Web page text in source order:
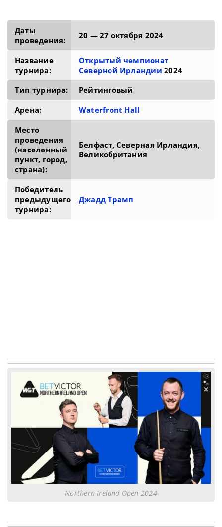
Даты
проведения:
20 — 27 октября 2024
Название
турнира:
Открытый чемпионат
Северной Ирландии 2024
Тип турнира:
Рейтинговый
Арена:
Waterfront Hall
Место
проведения
(населенный
пункт, город,
страна):
Белфаст, Северная Ирландия,
Великобритания
Победитель
предыдущего
турнира:
Джадд Трамп
Northern Ireland Open 2024